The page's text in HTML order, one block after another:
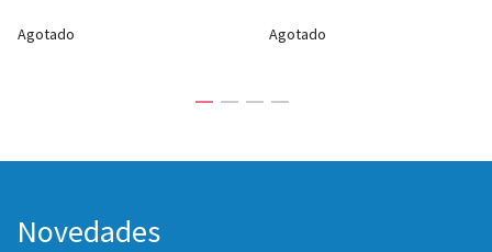
Agotado Agotado
Novedades